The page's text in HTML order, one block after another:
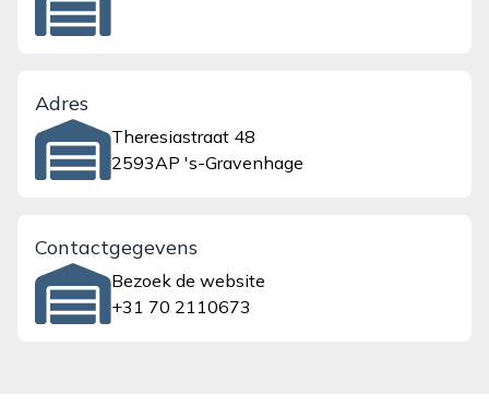
Adres
Theresiastraat 48
2593AP 's-Gravenhage
Contactgegevens
Bezoek de website
+31 70 2110673